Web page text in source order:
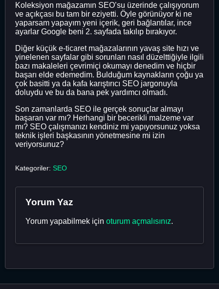
Koleksiyon mağazamın SEO’su üzerinde çalışıyorum
ve açıkçası bu tam bir eziyetti. Öyle görünüyor ki ne
yaparsam yapayım yeni içerik, geri bağlantılar, ince
ayarlar Google beni 2. sayfada takılıp bırakıyor.
Diğer küçük e-ticaret mağazalarının yavaş site hızı ve
yinelenen sayfalar gibi sorunları nasıl düzelttiğiyle ilgili
bazı makaleleri çevrimiçi okumayı denedim ve hiçbir
başarı elde edemedim. Bulduğum kaynakların çoğu ya
çok basitti ya da kafa karıştırıcı SEO jargonuyla
doluydu ve bu da bana pek yardımcı olmadı.
Son zamanlarda SEO ile gerçek sonuçlar almayı
başaran var mı? Herhangi bir becerikli malzeme var
mı? SEO çalışmanızı kendiniz mi yapıyorsunuz yoksa
teknik işleri başkasının yönetmesine mi izin
veriyorsunuz?
Kategoriler: SEO
Yorum Yaz
Yorum yapabilmek için oturum açmalısınız.